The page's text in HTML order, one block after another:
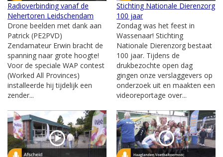
Radioverbinding vanaf de
Nehertoren Leidschendam
Drone beelden met dank aan
Patrick (PE2PVD)
Zendamateur Erwin bracht de
spanning naar grote hoogte!
Voor de speciale WAP contest
(Worked All Provinces)
installeerde hij tijdelijk een
zender...
Stichting Nationale Dierenzorg
100 jaar
Zondag was het feest in
Wassenaar! Stichting
Nationale Dierenzorg bestaat
100 jaar. Tijdens de
drukbezochte open dag
gingen onze verslaggevers op
onderzoek uit en maakten een
videoreportage over...